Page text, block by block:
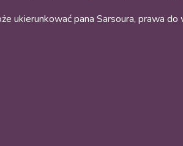
ukierunkować pana Sarsoura, prawa do